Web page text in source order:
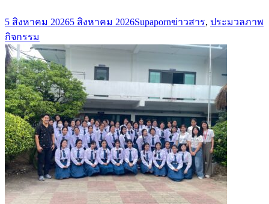
5 สิงหาคม 20265 สิงหาคม 2026Supapornข่าวสาร, ประมวลภาพ
กิจกรรม